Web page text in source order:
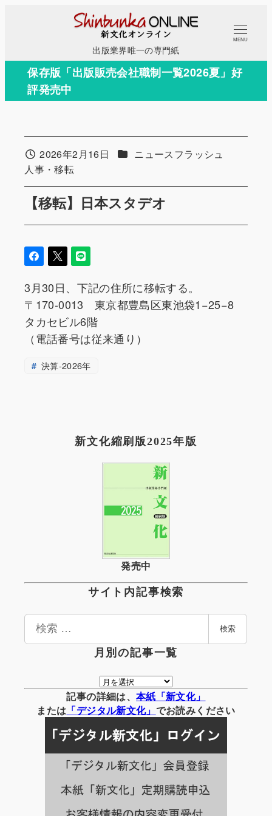
コ
テ
出版業界唯一の専門紙
MENU
保存版「出版販売会社職制一覧2026夏」好
評発売中
【移転】日本スタデオ
投稿日2026年2月16日 カテゴリー
ニュースフラッシュ
カテゴリー
人事・移転
3月30日、下記の住所に移転する。
〒170-0013 東京都豊島区東池袋1−25−8
タカセビル6階
（電話番号は従来通り）
決算-2026年
新文化縮刷版2025年版
発売中
サイト内記事検索
検
検索
月別の記事一覧
月
別
の
事
一
覧
記事の詳細は、 本紙「新文化」
または 「デジタル新文化」 でお読みください